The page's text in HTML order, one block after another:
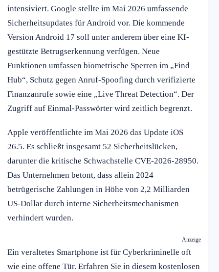
intensiviert. Google stellte im Mai 2026 umfassende
Sicherheitsupdates für Android vor. Die kommende
Version Android 17 soll unter anderem über eine KI-
gestützte Betrugserkennung verfügen. Neue
Funktionen umfassen biometrische Sperren im „Find
Hub“, Schutz gegen Anruf-Spoofing durch verifizierte
Finanzanrufe sowie eine „Live Threat Detection“. Der
Zugriff auf Einmal-Passwörter wird zeitlich begrenzt.
Apple veröffentlichte im Mai 2026 das Update iOS
26.5. Es schließt insgesamt 52 Sicherheitslücken,
darunter die kritische Schwachstelle CVE-2026-28950.
Das Unternehmen betont, dass allein 2024
betrügerische Zahlungen in Höhe von 2,2 Milliarden
US-Dollar durch interne Sicherheitsmechanismen
verhindert wurden.
Anzeige
Ein veraltetes Smartphone ist für Cyberkriminelle oft
wie eine offene Tür. Erfahren Sie in diesem kostenlosen